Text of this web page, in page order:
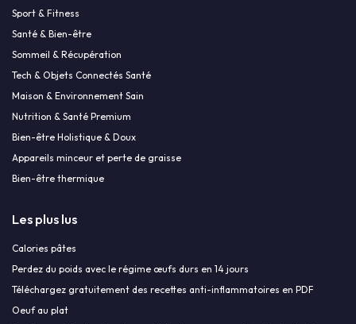
Sport & Fitness
Santé & Bien-être
Sommeil & Récupération
Tech & Objets Connectés Santé
Maison & Environnement Sain
Nutrition & Santé Premium
Bien-être Holistique & Doux
Appareils minceur et perte de graisse
Bien-être thermique
Les plus lus
Calories pâtes
Perdez du poids avec le régime œufs durs en 14 jours
Téléchargez gratuitement des recettes anti-inflammatoires en PDF
Oeuf au plat